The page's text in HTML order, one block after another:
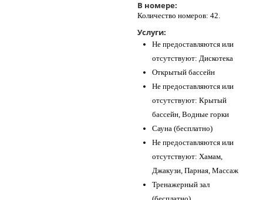
В номере:
Количество номеров: 42.
Услуги:
Не предоставляются или
отсутствуют: Дискотека
Открытый бассейн
Не предоставляются или
отсутствуют: Крытый
бассейн, Водные горки
Сауна (бесплатно)
Не предоставляются или
отсутствуют: Хамам,
Джакузи, Парная, Массаж
Тренажерный зал